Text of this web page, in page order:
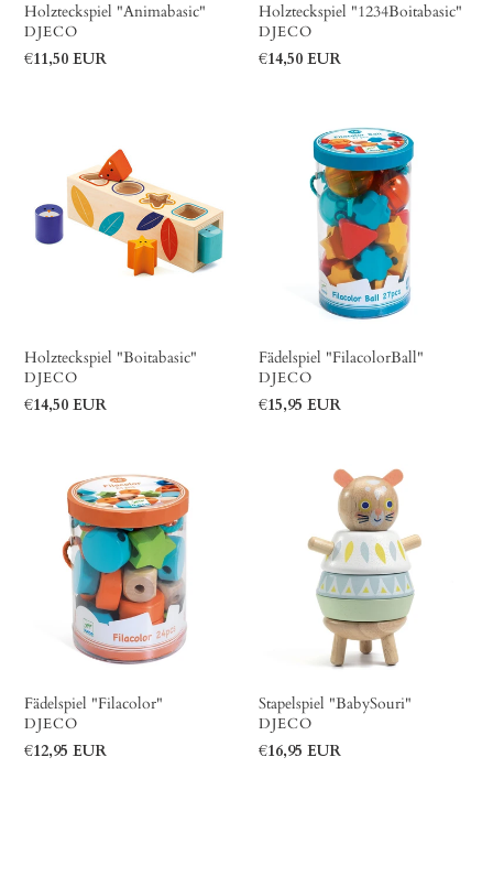
Holzteckspiel "Animabasic"
VERKÄUFER
DJECO
Normaler
€11,50 EUR
Holzteckspiel "1234Boitabasic"
VERKÄUFER
DJECO
Normaler
€14,50 EUR
Holzteckspiel "Boitabasic"
VERKÄUFER
DJECO
Normaler
€14,50 EUR
Fädelspiel
"FilacolorBall"
Fädelspiel "FilacolorBall"
VERKÄUFER
DJECO
Normaler
€15,95 EUR
Fädelspiel
"Filacolor"
Fädelspiel "Filacolor"
VERKÄUFER
DJECO
Normaler
€12,95 EUR
"BabySouri"
Stapelspiel "BabySouri"
VERKÄUFER
DJECO
Normaler
€16,95 EUR